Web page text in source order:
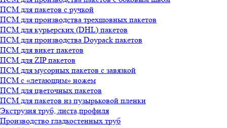
ПСМ для пакетов с ручкой
ПСМ для производства трехшовных пакетов
ПСМ для курьерских (DHL) пакетов
ПСМ для производства Doypack пакетов
ПСМ для викет пакетов
ПСМ для ZIP пакетов
ПСМ для мусорных пакетов с завязкой
ПСМ с «летающим» ножем
ПСМ для цветочных пакетов
ПСМ для пакетов из пузырьковой пленки
Экструзия труб, листа,профиля
Производство гладкостенных труб